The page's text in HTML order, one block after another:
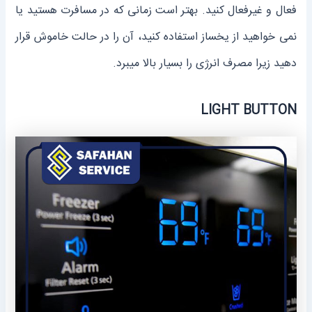
فعال و غیرفعال کنید. بهتر است زمانی که در مسافرت هستید یا
نمی خواهید از یخساز استفاده کنید، آن را در حالت خاموش قرار
دهید زیرا مصرف انرژی را بسیار بالا میبرد.
LIGHT BUTTON